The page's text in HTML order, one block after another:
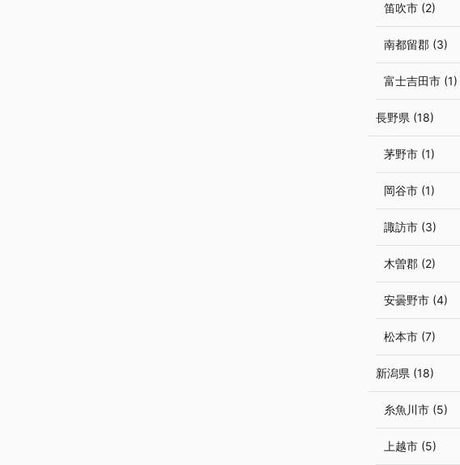
笛吹市 (2)
南都留郡 (3)
富士吉田市 (1)
長野県 (18)
茅野市 (1)
岡谷市 (1)
諏訪市 (3)
木曽郡 (2)
安曇野市 (4)
松本市 (7)
新潟県 (18)
糸魚川市 (5)
上越市 (5)